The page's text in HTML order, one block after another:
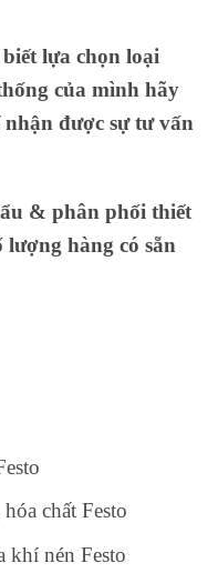
lựa chọn loại
của mình hãy
được sự tư vấn
& phân phối thiết
hàng có sẵn
chất Festo
khí nén Festo